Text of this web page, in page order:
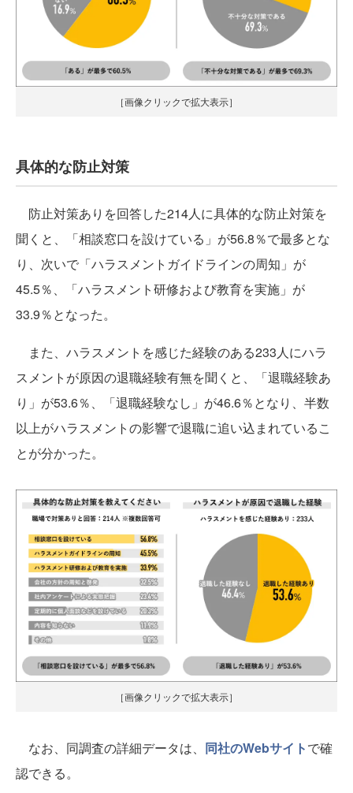
［画像クリックで拡大表示］
具体的な防止対策
防止対策ありを回答した214人に具体的な防止対策を
聞くと、「相談窓口を設けている」が56.8％で最多とな
り、次いで「ハラスメントガイドラインの周知」が
45.5％、「ハラスメント研修および教育を実施」が
33.9％となった。
また、ハラスメントを感じた経験のある233人にハラ
スメントが原因の退職経験有無を聞くと、「退職経験あ
り」が53.6％、「退職経験なし」が46.6％となり、半数
以上がハラスメントの影響で退職に追い込まれているこ
とが分かった。
［画像クリックで拡大表示］
なお、同調査の詳細データは、 同社のWebサイトで確
認できる。